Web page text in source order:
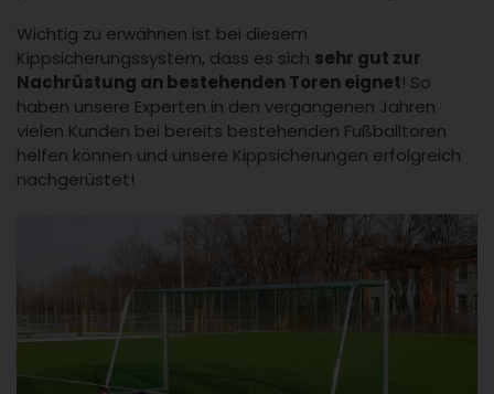
Wichtig zu erwähnen ist bei diesem
Kippsicherungssystem, dass es sich sehr gut zur
Nachrüstung an bestehenden Toren eignet! So
haben unsere Experten in den vergangenen Jahren
vielen Kunden bei bereits bestehenden Fußballtoren
helfen können und unsere Kippsicherungen erfolgreich
nachgerüstet!